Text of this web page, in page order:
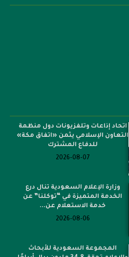
اتحاد إذاعات وتلفزيونات دول منظمة
التعاون الإسلامي يثمن «اتفاق مكة»
للدفاع المشترك
2026-08-07
وزارة الإعلام السعودية تنال درع
الخدمة المتميزة في “توكلنا” عن
خدمة الاستعلام عن...
2026-08-06
المجموعة السعودية للأبحاث